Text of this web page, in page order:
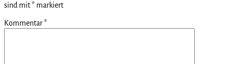
sind mit* markiert
Kommentar*